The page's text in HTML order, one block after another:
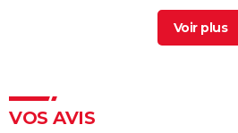
> Guide
Jurassic Park : streaming,
VOS AVIS